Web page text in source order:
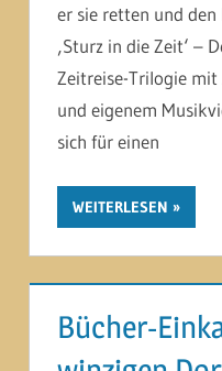
er sie retten und
‚Sturz in die Zeit‘ –
Zeitreise-Trilogie
und eigenem
sich für einen
WEITERLESEN
Bücher-